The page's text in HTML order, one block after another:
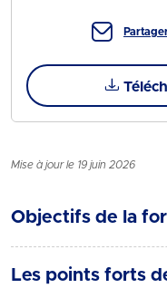
Mise à jour le 19 juin 2026
Objectifs de la
Les points forts